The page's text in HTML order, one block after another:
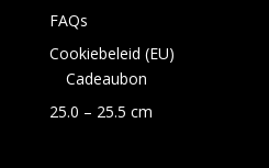
FAQs
Cookiebeleid (EU)
Cadeaubon
25.0 – 25.5 cm